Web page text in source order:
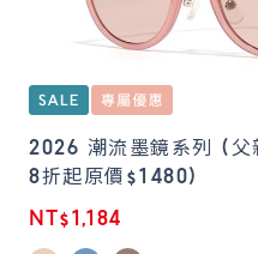
2026 潮流墨鏡系列 (
8折起原價$1480)
NT$1,184